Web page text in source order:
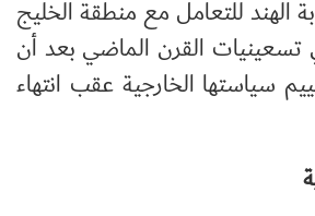
الهند للتعامل مع منطقة الخليج
تسعينيات القرن الماضي بعد أن
سياستها الخارجية عقب انتهاء